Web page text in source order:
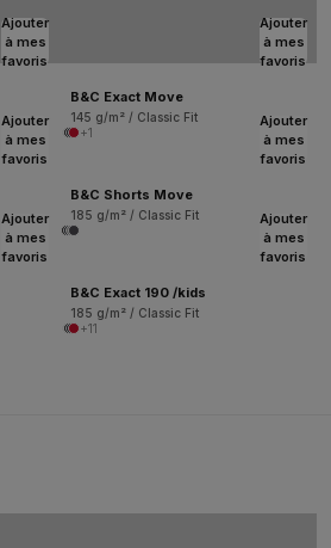
Ajouter
à mes
favoris
Ajouter
à mes
favoris
B&C Exact Move
145 g/m² / Classic Fit
+1
Ajouter
à mes
favoris
Ajouter
à mes
favoris
B&C Shorts Move
185 g/m² / Classic Fit
Ajouter
à mes
favoris
Ajouter
à mes
favoris
B&C Exact 190 /kids
185 g/m² / Classic Fit
+11